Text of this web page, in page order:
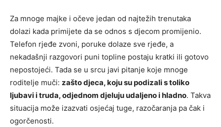
Za mnoge majke i očeve jedan od najtežih trenutaka
dolazi kada primijete da se odnos s djecom promijenio.
Telefon rjeđe zvoni, poruke dolaze sve rjeđe, a
nekadašnji razgovori puni topline postaju kratki ili gotovo
nepostojeći. Tada se u srcu javi pitanje koje mnoge
roditelje muči: zašto djeca, koju su podizali s toliko
ljubavi i truda, odjednom djeluju udaljeno i hladno. Takva
situacija može izazvati osjećaj tuge, razočaranja pa čak i
ogorčenosti.